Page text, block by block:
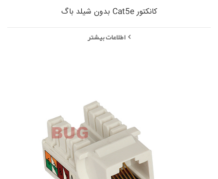
کانکتور Cat5e بدون شیلد باگ
اطلاعات بیشتر